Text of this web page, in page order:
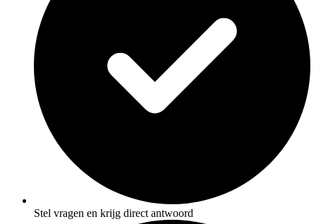
Stel vragen en krijg direct antwoord